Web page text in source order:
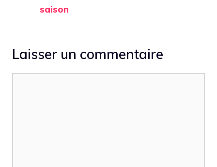
saison
Laisser un commentaire